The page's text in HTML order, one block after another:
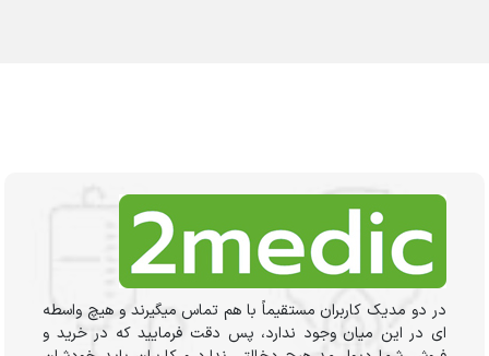
در دو مدیک کاربران مستقیماً با هم تماس میگیرند و هیچ واسطه
ای در این میان وجود ندارد، پس دقت فرمایید که در خرید و